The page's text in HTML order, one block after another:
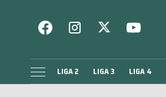
LIGA 2 LIGA 3 LIGA 4